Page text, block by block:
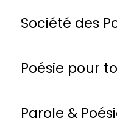
Société des
Poésie pour
Parole &